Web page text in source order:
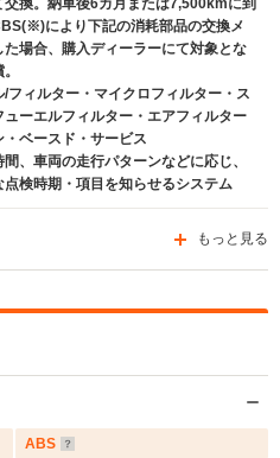
交換。納車後6カ月または7,500kmに到
により下記の消耗部品の交換メ
た場合、購入ディーラーにて対象とな
/フィルター・マイクロフィルター・ス
ーエルフィルター・エアフィルター
ベースド・サービス
、車両の走行パターンなどに応じ、
点検時期・項目を知らせるシステム
もっと見る
ABS